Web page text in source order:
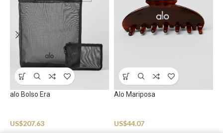
alo Bolso Era
US$207.63
Alo Mariposa
US$44.07